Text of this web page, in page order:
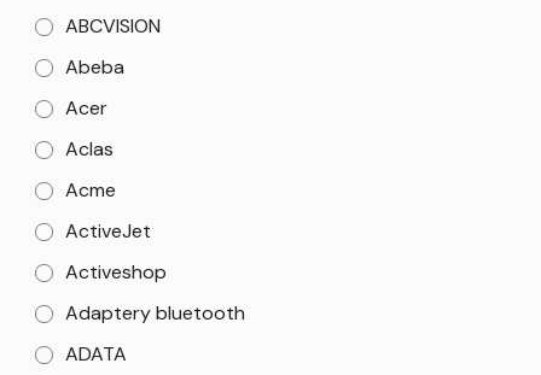
ABCVISION
Abeba
Acer
Aclas
Acme
ActiveJet
Activeshop
Adaptery bluetooth
ADATA